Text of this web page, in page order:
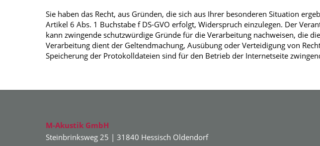
Sie haben das Recht, aus Gründen, die sich aus Ihrer besonderen Situation
Artikel 6 Abs. 1 Buchstabe f DS-GVO erfolgt, Widerspruch einzulegen. Der
kann zwingende schutzwürdige Gründe für die Verarbeitung nachweisen, die
Verarbeitung dient der Geltendmachung, Ausübung oder Verteidigung von
Speicherung der Protokolldateien sind für den Betrieb der Internetseite
M-Akustik GmbH
Steinbrinksweg 25 | 31840 Hessisch Oldendorf